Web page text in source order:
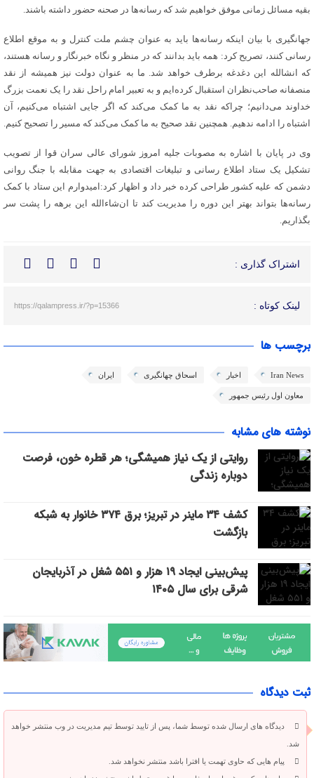
بقیه مسائل زمانی موفق خواهیم شد که رسانه‌ها در صحنه حضور داشته باشند.
جهانگیری با بیان اینکه رسانه‌ها باید به عنوان چشم ملت کنترل و به موقع اطلاع
رسانی کنند، تصریح کرد: همه باید بدانند که در منظر و نگاه خبرنگار و رسانه هستند،
که انشالله این دغدغه برطرف خواهد شد. ما به عنوان دولت نیز همیشه از نقد
منصفانه صاحب‌نظران استقبال کرده‌ایم و به تعبیر امام راحل نقد را یک نعمت بزرگ
خداوند می‌دانیم؛ چراکه نقد به ما کمک می‌کند که اگر جایی اشتباه می‌کنیم، آن
اشتباه را ادامه ندهیم. همچنین نقد صحیح به ما کمک می‌کند که مسیر را تصحیح کنیم.
وی در پایان با اشاره به مصوبات جلیه امروز شورای عالی سران قوا از تصویب
تشکیل یک ستاد اطلاع رسانی و تبلیغات اقتصادی به جهت مقابله با جنگ روانی
دشمن که علیه کشور طراحی کرده خبر داد و اظهار کرد:امیدوارم این ستاد با کمک
رسانه‌ها بتواند بهتر این دوره را مدیریت کند تا ان‌شاءالله این برهه را پشت سر
بگذاریم.
اشتراک گذاری :
لینک کوتاه : https://qalampress.ir/?p=15366
برچسب ها
Iran News اخبار اسحاق چهانگیری ایران
معاون اول رئيس جمهور
نوشته های مشابه
روایتی از یک نیاز همیشگی؛ هر قطره خون، فرصت
دوباره زندگی
کشف ۳۴ ماینر در تبریز؛ برق ۳۷۴ خانوار به شبکه
بازگشت
پیش‌بینی ایجاد ۱۹ هزار و ۵۵۱ شغل در آذربایجان
شرقی برای سال ۱۴۰۵
ثبت دیدگاه
دیدگاه های ارسال شده توسط شما، پس از تایید توسط تیم مدیریت در وب منتشر خواهد
شد.
پیام هایی که حاوی تهمت یا افترا باشد منتشر نخواهد شد.